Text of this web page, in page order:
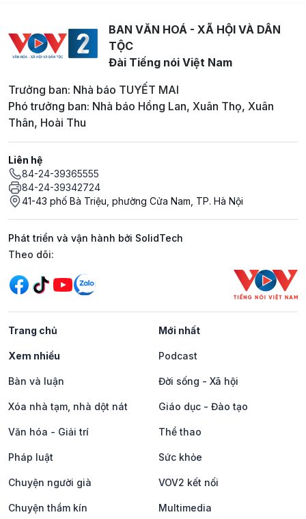
BAN VĂN HOÁ - XÃ HỘI VÀ DÂN
TỘC
Đài Tiếng nói Việt Nam
Trưởng ban: Nhà báo TUYẾT MAI
Phó trưởng ban: Nhà báo Hồng Lan, Xuân Thọ, Xuân
Thân, Hoài Thu
Liên hệ
84-24-39365555
84-24-39342724
41-43 phố Bà Triệu, phường Cửa Nam, TP. Hà Nội
Phát triển và vận hành bởi SolidTech
Mạng xã hội
Theo dõi:
Trang chủ Mới nhất
Xem nhiều Podcast
Bàn và luận Đời sống - Xã hội
Xóa nhà tạm, nhà dột nát Giáo dục - Đào tạo
Văn hóa - Giải trí Thể thao
Pháp luật Sức khỏe
Chuyện người già VOV2 kết nối
Chuyện thầm kín Multimedia